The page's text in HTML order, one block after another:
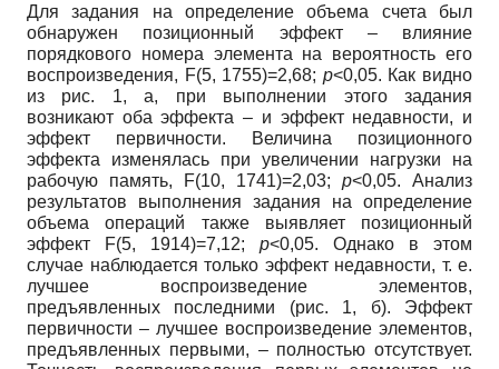
Для задания на определение объема счета был
обнаружен позиционный эффект – влияние
порядкового номера элемента на вероятность его
воспроизведения, F(5, 1755)=2,68; p<0,05. Как видно
из рис. 1, а, при выполнении этого задания
возникают оба эффекта – и эффект недавности, и
эффект первичности. Величина позиционного
эффекта изменялась при увеличении нагрузки на
рабочую память, F(10, 1741)=2,03; p<0,05. Анализ
результатов выполнения задания на определение
объема операций также выявляет позиционный
эффект F(5, 1914)=7,12; p<0,05. Однако в этом
случае наблюдается только эффект недавности, т. е.
лучшее воспроизведение элементов,
предъявленных последними (рис. 1, б). Эффект
первичности – лучшее воспроизведение элементов,
предъявленных первыми, – полностью отсутствует.